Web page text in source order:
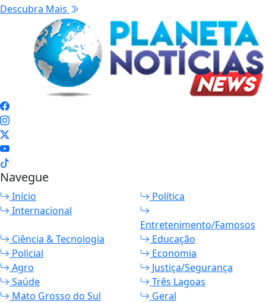
Descubra Mais
Navegue
Início
Política
Internacional
Entretenimento/Famosos
Ciência & Tecnologia
Educação
Policial
Economia
Agro
Justiça/Segurança
Saúde
Três Lagoas
Mato Grosso do Sul
Geral